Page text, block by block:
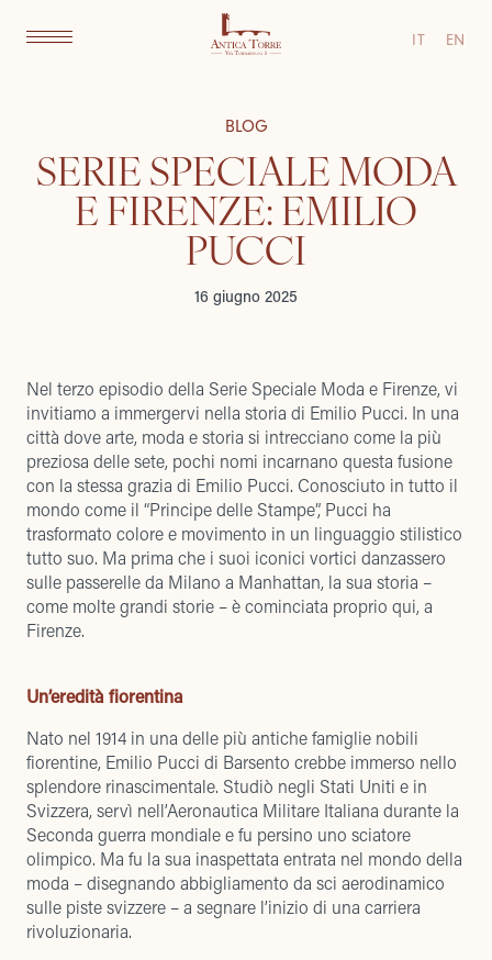
IT EN
BLOG
SERIE SPECIALE MODA
E FIRENZE: EMILIO
PUCCI
16 giugno 2025
Nel terzo episodio della Serie Speciale Moda e Firenze, vi
invitiamo a immergervi nella storia di Emilio Pucci. In una
città dove arte, moda e storia si intrecciano come la più
preziosa delle sete, pochi nomi incarnano questa fusione
con la stessa grazia di Emilio Pucci. Conosciuto in tutto il
mondo come il “Principe delle Stampe”, Pucci ha
trasformato colore e movimento in un linguaggio stilistico
tutto suo. Ma prima che i suoi iconici vortici danzassero
sulle passerelle da Milano a Manhattan, la sua storia –
come molte grandi storie – è cominciata proprio qui, a
Firenze.
Un’eredità fiorentina
Nato nel 1914 in una delle più antiche famiglie nobili
fiorentine, Emilio Pucci di Barsento crebbe immerso nello
splendore rinascimentale. Studiò negli Stati Uniti e in
Svizzera, servì nell’Aeronautica Militare Italiana durante la
Seconda guerra mondiale e fu persino uno sciatore
olimpico. Ma fu la sua inaspettata entrata nel mondo della
moda – disegnando abbigliamento da sci aerodinamico
sulle piste svizzere – a segnare l’inizio di una carriera
rivoluzionaria.